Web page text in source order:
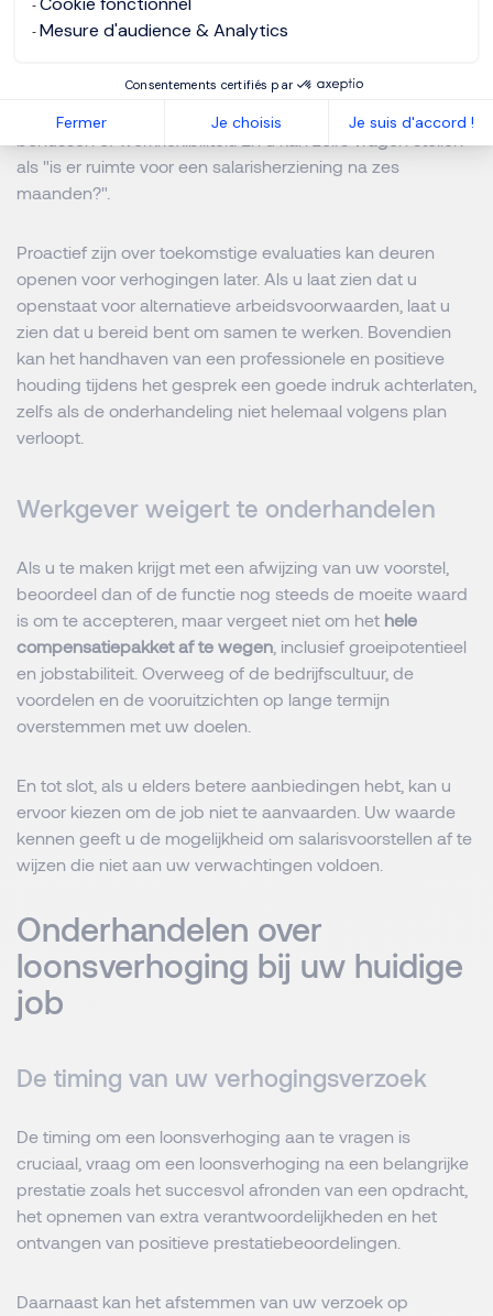
Mesure d'audience & Analytics
Consentements certifiés par
Fermer Je choisis Je suis d'accord !
uw basisverwachtingen. Als het salaris interessant is, denk
dan aan onderhandelen over andere aspecten zoals
als "is er ruimte voor een salarisherziening na zes
maanden?".
Proactief zijn over toekomstige evaluaties kan deuren
openen voor verhogingen later. Als u laat zien dat u
openstaat voor alternatieve arbeidsvoorwaarden, laat u
zien dat u bereid bent om samen te werken. Bovendien
kan het handhaven van een professionele en positieve
houding tijdens het gesprek een goede indruk achterlaten,
zelfs als de onderhandeling niet helemaal volgens plan
verloopt.
Werkgever weigert te onderhandelen
Als u te maken krijgt met een afwijzing van uw voorstel,
beoordeel dan of de functie nog steeds de moeite waard
is om te accepteren, maar vergeet niet om het hele
compensatiepakket af te wegen , inclusief groeipotentieel
en jobstabiliteit. Overweeg of de bedrijfscultuur, de
voordelen en de vooruitzichten op lange termijn
overstemmen met uw doelen.
En tot slot, als u elders betere aanbiedingen hebt, kan u
ervoor kiezen om de job niet te aanvaarden. Uw waarde
kennen geeft u de mogelijkheid om salarisvoorstellen af te
wijzen die niet aan uw verwachtingen voldoen.
Onderhandelen over
loonsverhoging bij uw huidige
job
De timing van uw verhogingsverzoek
De timing om een loonsverhoging aan te vragen is
cruciaal, vraag om een loonsverhoging na een belangrijke
prestatie zoals het succesvol afronden van een opdracht,
het opnemen van extra verantwoordelijkheden en het
ontvangen van positieve prestatiebeoordelingen.
Daarnaast kan het afstemmen van uw verzoek op